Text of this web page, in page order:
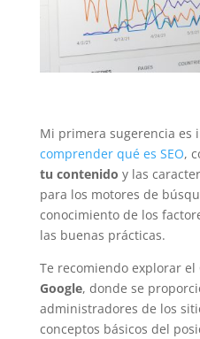
Mi primera sugerencia es
comprender qué es SEO,
tu contenido y las
para los motores de
conocimiento de los
las buenas prácticas.
Te recomiendo explorar el
Google, donde se
administradores de los
conceptos básicos del